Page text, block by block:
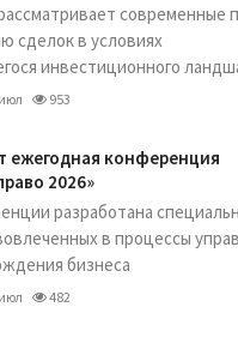
современные
сделок в условиях
инвестиционного
953
ежегодная конференция
2026»
разработана
в процессы
бизнеса
482